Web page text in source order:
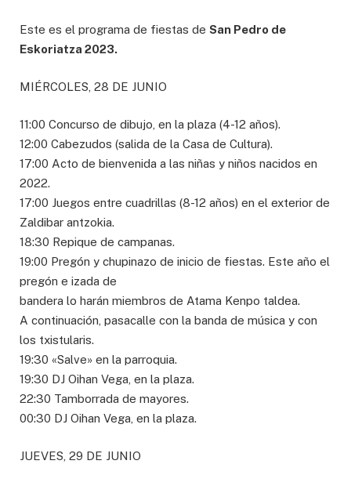
Este es el programa de fiestas de San Pedro de
Eskoriatza 2023.
MIÉRCOLES, 28 DE JUNIO
11:00 Concurso de dibujo, en la plaza (4-12 años).
12:00 Cabezudos (salida de la Casa de Cultura).
17:00 Acto de bienvenida a las niñas y niños nacidos en
2022.
17:00 Juegos entre cuadrillas (8-12 años) en el exterior de
Zaldibar antzokia.
18:30 Repique de campanas.
19:00 Pregón y chupinazo de inicio de fiestas. Este año el
pregón e izada de
bandera lo harán miembros de Atama Kenpo taldea.
A continuación, pasacalle con la banda de música y con
los txistularis.
19:30 «Salve» en la parroquia.
19:30 DJ Oihan Vega, en la plaza.
22:30 Tamborrada de mayores.
00:30 DJ Oihan Vega, en la plaza.
JUEVES, 29 DE JUNIO